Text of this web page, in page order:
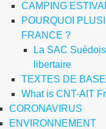
CAMPING
POURQUOI
FRANCE ?
La SAC
libertaire
TEXTES DE
What is CNT-AIT
CORONAVIRUS
ENVIRONNEMENT